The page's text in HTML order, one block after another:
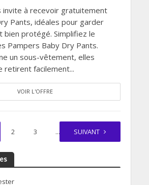
invite à recevoir gratuitement
Pants, idéales pour garder
bien protégé. Simplifiez le
Pampers Baby Dry Pants.
un sous-vêtement, elles
retirent facilement...
VOIR L'OFFRE
2 3 … 17
SUIVANT